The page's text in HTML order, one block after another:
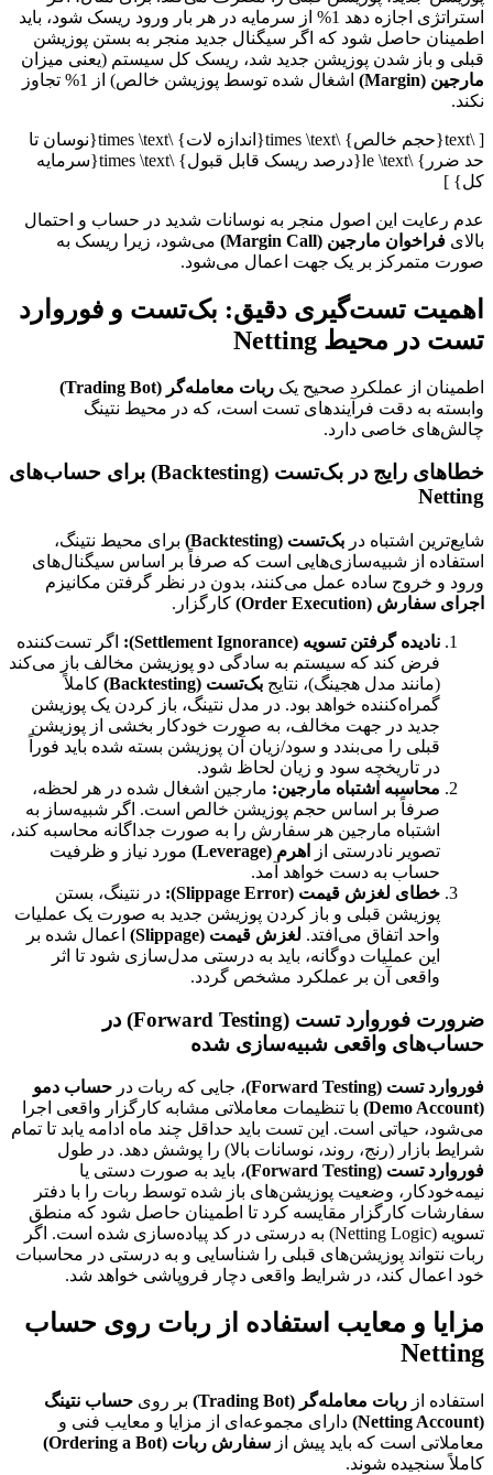
استراتژی اجازه دهد 1% از سرمایه در هر بار ورود ریسک شود، باید
اطمینان حاصل شود که اگر سیگنال جدید منجر به بستن پوزیشن
قبلی و باز شدن پوزیشن جدید شد، ریسک کل سیستم (یعنی میزان
مارجین (Margin)
اشغال شده توسط پوزیشن خالص) از 1% تجاوز
نکند.
[ \text{حجم خالص} \times \text{اندازه لات} \times \text{نوسان تا
حد ضرر} \le \text{درصد ریسک قابل قبول} \times \text{سرمایه
کل} ]
عدم رعایت این اصول منجر به نوسانات شدید در حساب و احتمال
بالای فراخوان مارجین (Margin Call)
می‌شود، زیرا ریسک به
صورت متمرکز بر یک جهت اعمال می‌شود.
اهمیت تست‌گیری دقیق: بک‌تست و فوروارد
تست در محیط Netting
اطمینان از عملکرد صحیح یک ربات معامله‌گر (Trading Bot)
وابسته به دقت فرآیندهای تست است، که در محیط نتینگ
چالش‌های خاصی دارد.
خطاهای رایج در بک‌تست (Backtesting) برای حساب‌های
Netting
شایع‌ترین اشتباه در بک‌تست (Backtesting)
برای محیط نتینگ،
استفاده از شبیه‌سازی‌هایی است که صرفاً بر اساس سیگنال‌های
ورود و خروج ساده عمل می‌کنند، بدون در نظر گرفتن مکانیزم
اجرای سفارش (Order Execution)
کارگزار.
نادیده گرفتن تسویه (Settlement Ignorance):
اگر تست‌کننده
فرض کند که سیستم به سادگی دو پوزیشن مخالف باز می‌کند
(مانند مدل هجینگ)، نتایج بک‌تست (Backtesting)
کاملاً
گمراه‌کننده خواهد بود. در مدل نتینگ، باز کردن یک پوزیشن
جدید در جهت مخالف، به صورت خودکار بخشی از پوزیشن
قبلی را می‌بندد و سود/زیان آن پوزیشن بسته شده باید فوراً
در تاریخچه سود و زیان لحاظ شود.
محاسبه اشتباه مارجین: مارجین اشغال شده در هر لحظه،
صرفاً بر اساس حجم پوزیشن خالص است. اگر شبیه‌ساز به
اشتباه مارجین هر سفارش را به صورت جداگانه محاسبه کند،
تصویر نادرستی از
اهرم (Leverage)
مورد نیاز و ظرفیت
حساب به دست خواهد آمد.
خطای لغزش قیمت (Slippage Error):
در نتینگ، بستن
پوزیشن قبلی و باز کردن پوزیشن جدید به صورت یک عملیات
واحد اتفاق می‌افتد. لغزش قیمت (Slippage)
اعمال شده بر
این عملیات دوگانه، باید به درستی مدل‌سازی شود تا اثر
واقعی آن بر عملکرد مشخص گردد.
ضرورت فوروارد تست (Forward Testing) در
حساب‌های واقعی شبیه‌سازی شده
فوروارد تست (Forward Testing) ، جایی که ربات در حساب دمو
(Demo Account)
با تنظیمات معاملاتی مشابه کارگزار واقعی اجرا
می‌شود، حیاتی است. این تست باید حداقل چند ماه ادامه یابد تا تمام
شرایط بازار (رنج، روند، نوسانات بالا) را پوشش دهد. در طول
فوروارد تست (Forward Testing)
، باید به صورت دستی یا
نیمه‌خودکار، وضعیت پوزیشن‌های باز شده توسط ربات را با دفتر
سفارشات کارگزار مقایسه کرد تا اطمینان حاصل شود که منطق
تسویه (Netting Logic) به درستی در کد پیاده‌سازی شده است. اگر
ربات نتواند پوزیشن‌های قبلی را شناسایی و به درستی در محاسبات
خود اعمال کند، در شرایط واقعی دچار فروپاشی خواهد شد.
مزایا و معایب استفاده از ربات روی حساب
Netting
استفاده از ربات معامله‌گر (Trading Bot) بر روی حساب نتینگ
(Netting Account)
دارای مجموعه‌ای از مزایا و معایب فنی و
معاملاتی است که باید پیش از سفارش ربات (Ordering a Bot)
کاملاً سنجیده شوند.